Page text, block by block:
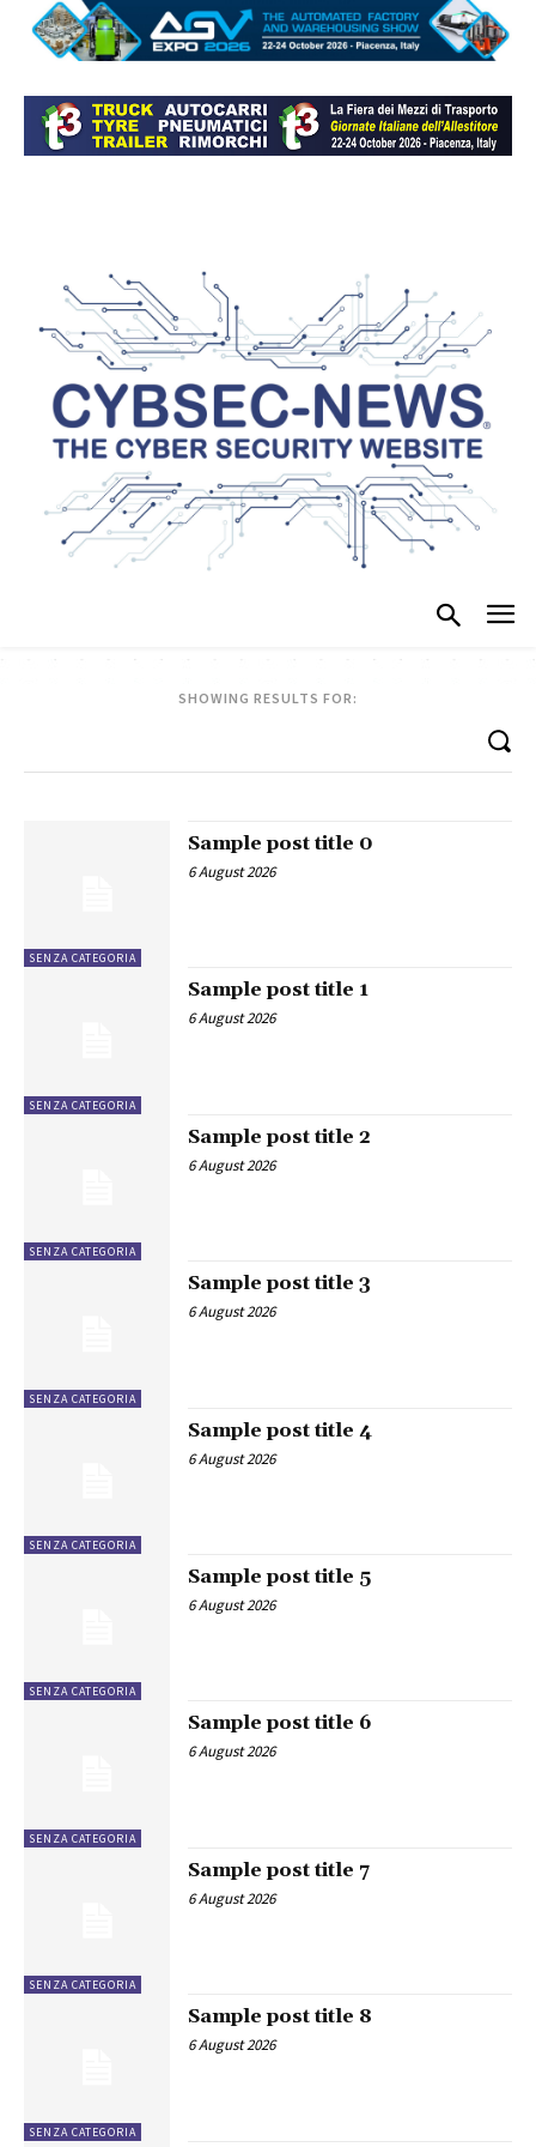
SHOWING RESULTS FOR:
SENZA CATEGORIA
Sample post title 0
6 August 2026
SENZA CATEGORIA
Sample post title 1
6 August 2026
SENZA CATEGORIA
Sample post title 2
6 August 2026
SENZA CATEGORIA
Sample post title 3
6 August 2026
SENZA CATEGORIA
Sample post title 4
6 August 2026
SENZA CATEGORIA
Sample post title 5
6 August 2026
SENZA CATEGORIA
Sample post title 6
6 August 2026
SENZA CATEGORIA
Sample post title 7
6 August 2026
SENZA CATEGORIA
Sample post title 8
6 August 2026